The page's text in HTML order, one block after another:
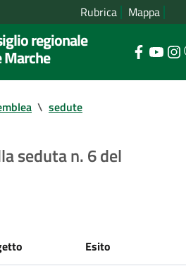
Rubrica Mappa
regionale
Marche
\ sedute
seduta n. 6 del
Esito